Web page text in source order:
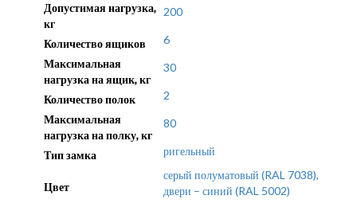
Допустимая нагрузка,
кг
200
Количество ящиков
6
Максимальная
нагрузка на ящик, кг
30
Количество полок
2
Максимальная
нагрузка на полку, кг
80
Тип замка ригельный
Цвет
серый полуматовый (RAL 7038),
двери – синий (RAL 5002)